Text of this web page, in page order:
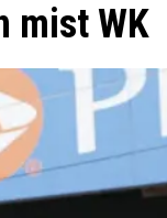
mist WK